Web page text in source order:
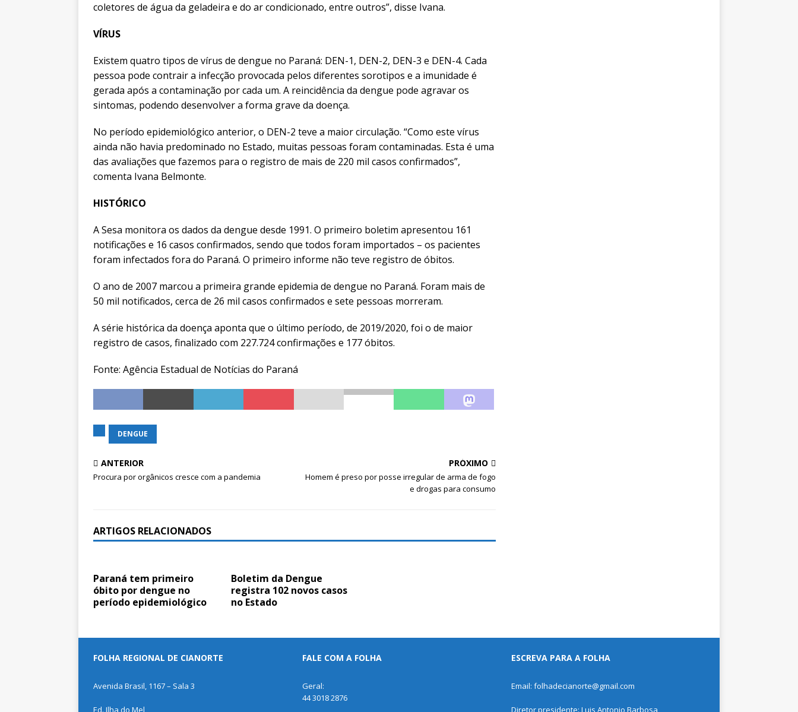
coletores de água da geladeira e do ar condicionado, entre outros”, disse Ivana.
VÍRUS
Existem quatro tipos de vírus de dengue no Paraná: DEN-1, DEN-2, DEN-3 e DEN-4. Cada
pessoa pode contrair a infecção provocada pelos diferentes sorotipos e a imunidade é
gerada após a contaminação por cada um. A reincidência da dengue pode agravar os
sintomas, podendo desenvolver a forma grave da doença.
No período epidemiológico anterior, o DEN-2 teve a maior circulação. “Como este vírus
ainda não havia predominado no Estado, muitas pessoas foram contaminadas. Esta é uma
das avaliações que fazemos para o registro de mais de 220 mil casos confirmados”,
comenta Ivana Belmonte.
HISTÓRICO
A Sesa monitora os dados da dengue desde 1991. O primeiro boletim apresentou 161
notificações e 16 casos confirmados, sendo que todos foram importados – os pacientes
foram infectados fora do Paraná. O primeiro informe não teve registro de óbitos.
O ano de 2007 marcou a primeira grande epidemia de dengue no Paraná. Foram mais de
50 mil notificados, cerca de 26 mil casos confirmados e sete pessoas morreram.
A série histórica da doença aponta que o último período, de 2019/2020, foi o de maior
registro de casos, finalizado com 227.724 confirmações e 177 óbitos.
Fonte: Agência Estadual de Notícias do Paraná
DENGUE
ANTERIOR
Procura por orgânicos cresce com a pandemia
PRÓXIMO
Homem é preso por posse irregular de arma de fogo
e drogas para consumo
ARTIGOS RELACIONADOS
Paraná tem primeiro
óbito por dengue no
período epidemiológico
Boletim da Dengue
registra 102 novos casos
no Estado
FOLHA REGIONAL DE CIANORTE
Avenida Brasil, 1167 – Sala 3
Ed. Ilha do Mel
FALE COM A FOLHA
Geral:
44 3018 2876
ESCREVA PARA A FOLHA
Email: folhadecianorte@gmail.com
Diretor presidente: Luis Antonio Barbosa